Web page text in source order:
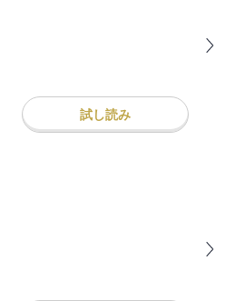
試し読み